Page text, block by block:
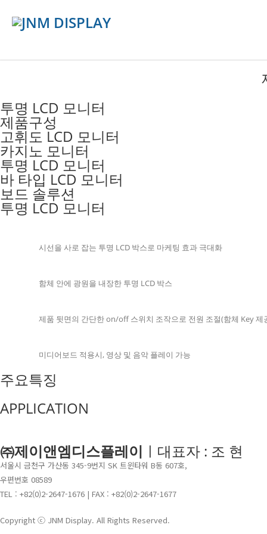
투명 LCD 모니터​
제품구성
고휘도 LCD 모니터
카지노 모니터
투명 LCD 모니터
바 타입 LCD 모니터
보드 솔루션
투명 LCD 모니터
시선을 사로 잡는 투명 LCD 박스로 마케팅 효과 극대화
함체 안에 광원을 내장한 투명 LCD 박스
제품 뒷면의 간단한 on/off 스위치 조작으로 전원 조절(함체 Key 제
미디어보드 적용시, 영상 및 음악 플레이 가능
주요특징
APPLICATION
㈜제이앤엠디스플레이 ㅣ대표자 : 조 현
서울시 금천구 가산동 345-9번지 SK 트윈타워 B동 607호,
우편번호 08589
TEL : +82(0)2-2647-1676 | FAX : +82(0)2-2647-1677
Copyright ⓒ JNM Display. All Rights Reserved.